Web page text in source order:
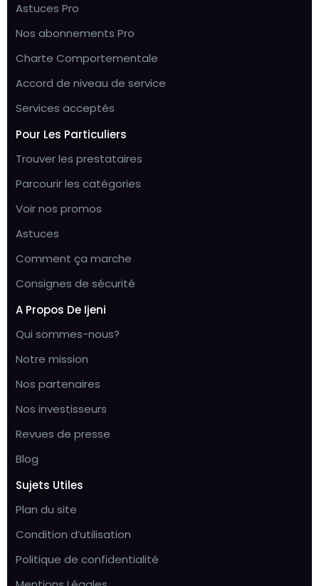
Astuces Pro
Nos abonnements Pro
Charte Comportementale
Accord de niveau de service
Services acceptés
Pour Les Particuliers
Trouver les prestataires
Parcourir les catégories
Voir nos promos
Astuces
Comment ça marche
Consignes de sécurité
A Propos De Ijeni
Qui sommes-nous?
Notre mission
Nos partenaires
Nos investisseurs
Revues de presse
Blog
Sujets Utiles
Plan du site
Condition d’utilisation
Politique de confidentialité